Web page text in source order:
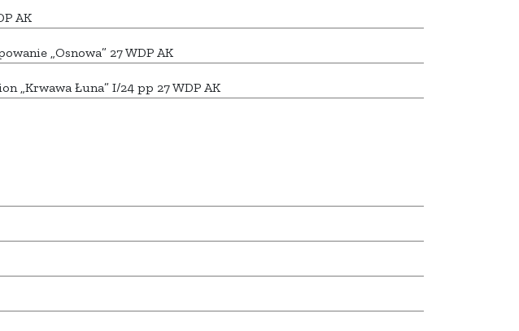
AK
„Osnowa” 27 WDP AK
„Krwawa Łuna” I/24 pp 27 WDP AK